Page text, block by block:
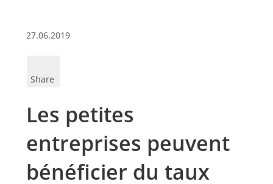
27.06.2019
Share
Les petites
entreprises peuvent
bénéficier du taux